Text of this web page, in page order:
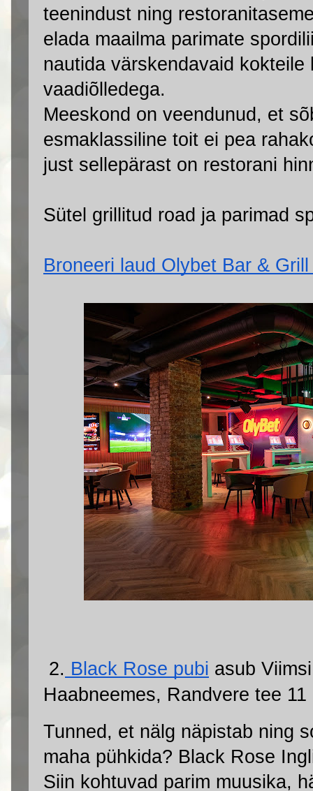
teenindust ning
elada maailma parimate
nautida värskendavaid kokteile
vaadiõlledega.
Meeskond on veendunud, et
esmaklassiline toit ei pea
just sellepärast on restorani
Sütel grillitud road ja parimad
Broneeri laud Olybet Bar &
2. Black Rose pubi asub
Haabneemes, Randvere tee 11
Tunned, et nälg näpistab ning
maha pühkida? Black Rose
Siin kohtuvad parim muusika,